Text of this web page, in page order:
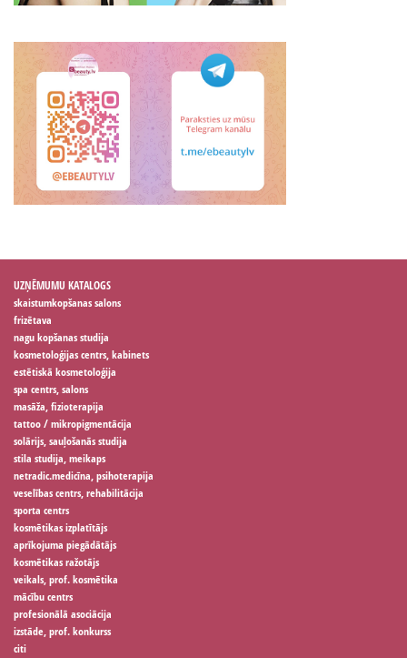
UZŅĒMUMU KATALOGS
skaistumkopšanas salons
frizētava
nagu kopšanas studija
kosmetoloģijas centrs, kabinets
estētiskā kosmetoloģija
spa centrs, salons
masāža, fizioterapija
tattoo / mikropigmentācija
solārijs, sauļošanās studija
stila studija, meikaps
netradic.medicīna, psihoterapija
veselības centrs, rehabilitācija
sporta centrs
kosmētikas izplatītājs
aprīkojuma piegādātājs
kosmētikas ražotājs
veikals, prof. kosmētika
mācību centrs
profesionālā asociācija
izstāde, prof. konkurss
citi